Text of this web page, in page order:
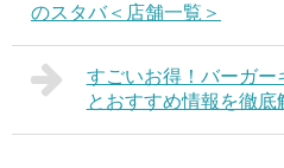
のスタバ＜店舗一覧＞
すごいお得！バーガ
とおすすめ情報を徹底